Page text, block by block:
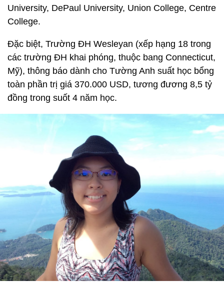
University, DePaul University, Union College, Centre
College.
Đặc biệt, Trường ĐH Wesleyan (xếp hạng 18 trong
các trường ĐH khai phóng, thuộc bang Connecticut,
Mỹ), thông báo dành cho Tường Anh suất học bổng
toàn phần trị giá 370.000 USD, tương đương 8,5 tỷ
đồng trong suốt 4 năm học.